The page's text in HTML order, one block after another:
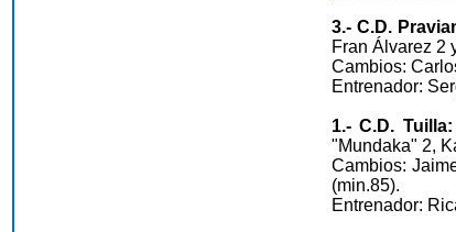
3.- C.D.
Fran Álvarez 2
Cambios:
Entrenador:
1.- C.D. Tuilla:
"Mundaka" 2,
Cambios:
(min.85).
Entrenador: